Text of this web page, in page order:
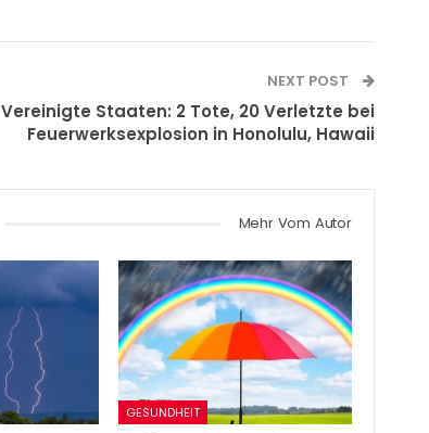
NEXT POST
Vereinigte Staaten: 2 Tote, 20 Verletzte bei
Feuerwerksexplosion in Honolulu, Hawaii
Mehr Vom Autor
GESUNDHEIT